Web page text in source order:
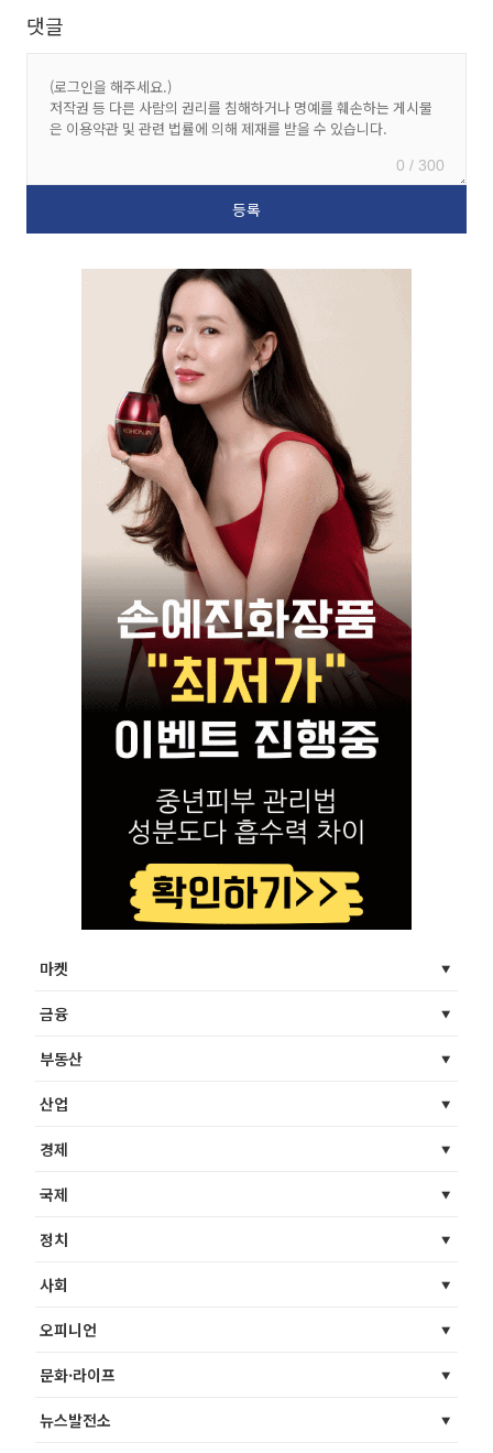
댓글
0 / 300
마켓
금융
부동산
산업
경제
국제
정치
사회
오피니언
문화·라이프
뉴스발전소